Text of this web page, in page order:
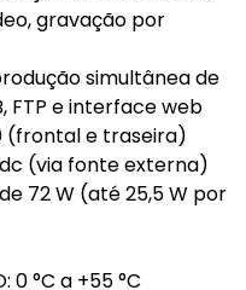
gravação por
simultânea de
FTP e interface web
(frontal e traseira)
(via fonte externa)
72 W (até 25,5 W por
0 °C a +55 °C